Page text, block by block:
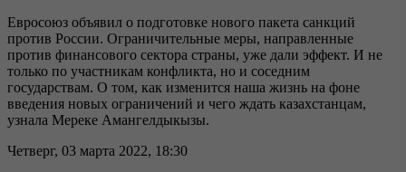
Евросоюз объявил о подготовке нового пакета санкций
против России. Ограничительные меры, направленные
против финансового сектора страны, уже дали эффект. И не
только по участникам конфликта, но и соседним
государствам. О том, как изменится наша жизнь на фоне
введения новых ограничений и чего ждать казахстанцам,
узнала Мереке Амангелдыкызы.
Четверг, 03 марта 2022, 18:30